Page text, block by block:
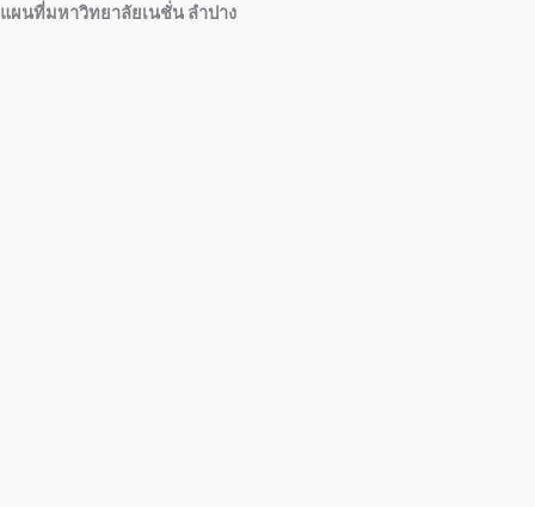
แผนที่มหาวิทยาลัยเนชั่น ลำปาง